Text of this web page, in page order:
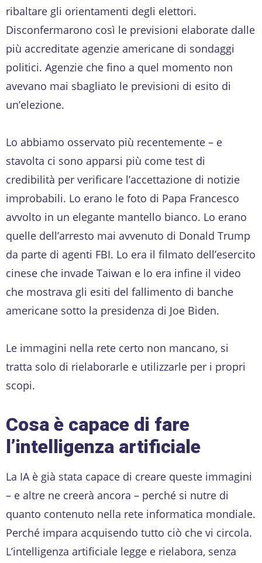
ribaltare gli orientamenti degli elettori.
Disconfermarono così le previsioni elaborate dalle
più accreditate agenzie americane di sondaggi
politici. Agenzie che fino a quel momento non
avevano mai sbagliato le previsioni di esito di
un’elezione.
Lo abbiamo osservato più recentemente – e
stavolta ci sono apparsi più come test di
credibilità per verificare l’accettazione di notizie
improbabili. Lo erano le foto di Papa Francesco
avvolto in un elegante mantello bianco. Lo erano
quelle dell’arresto mai avvenuto di Donald Trump
da parte di agenti FBI. Lo era il filmato dell’esercito
cinese che invade Taiwan e lo era infine il video
che mostrava gli esiti del fallimento di banche
americane sotto la presidenza di Joe Biden.
Le immagini nella rete certo non mancano, si
tratta solo di rielaborarle e utilizzarle per i propri
scopi.
Cosa è capace di fare
l’intelligenza artificiale
La IA è già stata capace di creare queste immagini
– e altre ne creerà ancora – perché si nutre di
quanto contenuto nella rete informatica mondiale.
Perché impara acquisendo tutto ciò che vi circola.
L’intelligenza artificiale legge e rielabora, senza